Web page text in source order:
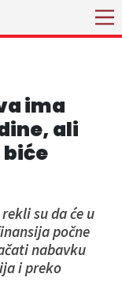
ima
ali
su da će u
počne
nabavku
i preko